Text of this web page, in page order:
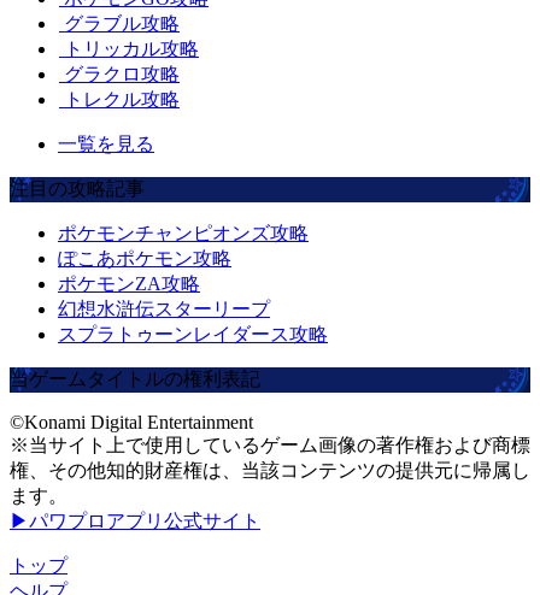
グラブル攻略
トリッカル攻略
グラクロ攻略
トレクル攻略
一覧を見る
注目の攻略記事
ポケモンチャンピオンズ攻略
ぽこあポケモン攻略
ポケモンZA攻略
幻想水滸伝スターリープ
スプラトゥーンレイダース攻略
当ゲームタイトルの権利表記
©Konami Digital Entertainment
※当サイト上で使用しているゲーム画像の著作権および商標
権、その他知的財産権は、当該コンテンツの提供元に帰属し
ます。
▶パワプロアプリ公式サイト
トップ
ヘルプ